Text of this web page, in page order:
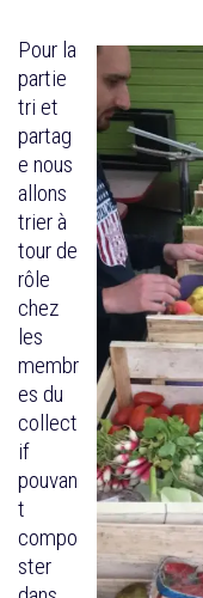
Pour la
partie
tri et
partag
e nous
allons
trier à
tour de
rôle
chez
les
membr
es du
collect
if
pouvan
t
compo
ster